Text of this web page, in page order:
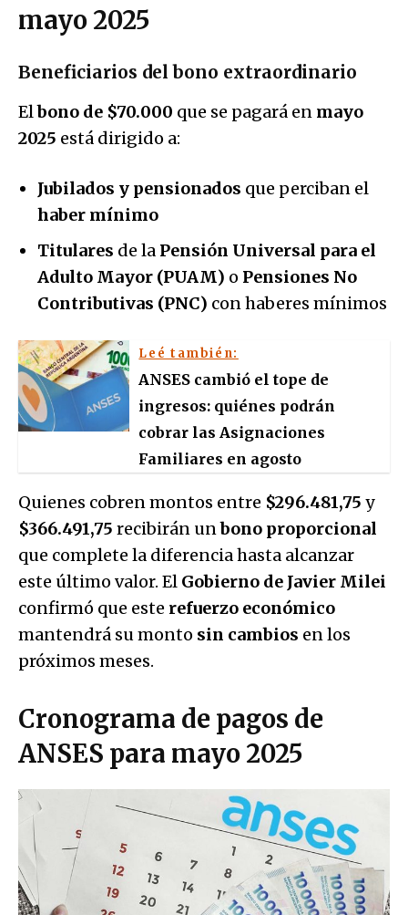
mayo 2025
Beneficiarios del bono extraordinario
Elbono de $70.000 que se pagará en mayo
2025 está dirigido a:
Jubilados y pensionados que perciban el
haber mínimo
Titulares de la Pensión Universal para el
Adulto Mayor (PUAM) o Pensiones No
Contributivas (PNC) con haberes mínimos
Leé también:
ANSES cambió el tope de
ingresos: quiénes podrán
cobrar las Asignaciones
Familiares en agosto
Quienes cobren montos entre $296.481,75 y
$366.491,75 recibirán unbono proporcional
que complete la diferencia hasta alcanzar
este último valor. El Gobierno de Javier Milei
confirmó que este refuerzo económico
mantendrá su monto sin cambios en los
próximos meses.
Cronograma de pagos de
ANSES para mayo 2025